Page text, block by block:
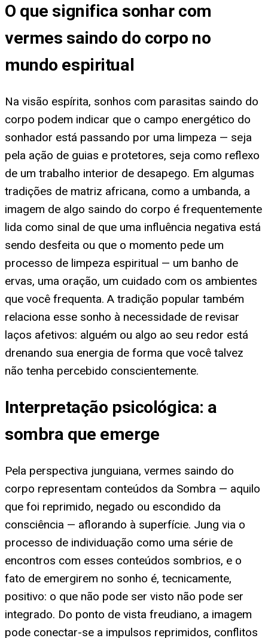
O que significa sonhar com
vermes saindo do corpo no
mundo espiritual
Na visão espírita, sonhos com parasitas saindo do
corpo podem indicar que o campo energético do
sonhador está passando por uma limpeza — seja
pela ação de guias e protetores, seja como reflexo
de um trabalho interior de desapego. Em algumas
tradições de matriz africana, como a umbanda, a
imagem de algo saindo do corpo é frequentemente
lida como sinal de que uma influência negativa está
sendo desfeita ou que o momento pede um
processo de limpeza espiritual — um banho de
ervas, uma oração, um cuidado com os ambientes
que você frequenta. A tradição popular também
relaciona esse sonho à necessidade de revisar
laços afetivos: alguém ou algo ao seu redor está
drenando sua energia de forma que você talvez
não tenha percebido conscientemente.
Interpretação psicológica: a
sombra que emerge
Pela perspectiva junguiana, vermes saindo do
corpo representam conteúdos da Sombra — aquilo
que foi reprimido, negado ou escondido da
consciência — aflorando à superfície. Jung via o
processo de individuação como uma série de
encontros com esses conteúdos sombrios, e o
fato de emergirem no sonho é, tecnicamente,
positivo: o que não pode ser visto não pode ser
integrado. Do ponto de vista freudiano, a imagem
pode conectar-se a impulsos reprimidos, conflitos